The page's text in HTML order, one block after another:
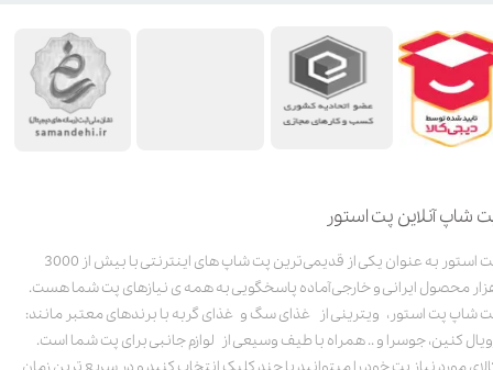
شاپ آنلاین پت استور
پت استور به عنوان یکی از قدیمی‌ترین پت شاپ های اینترنتی با بیش از 3000
محصول ایرانی و خارجی آماده پاسخگویی به همه ی نیازهای پت شما هست.
شاپ پت استور، ویترینی از غذای سگ و غذای گربه با برندهای معتبر مانند:
کنین، جوسرا و .. همراه با طیف وسیعی از لوازم جانبی برای پت شما است.